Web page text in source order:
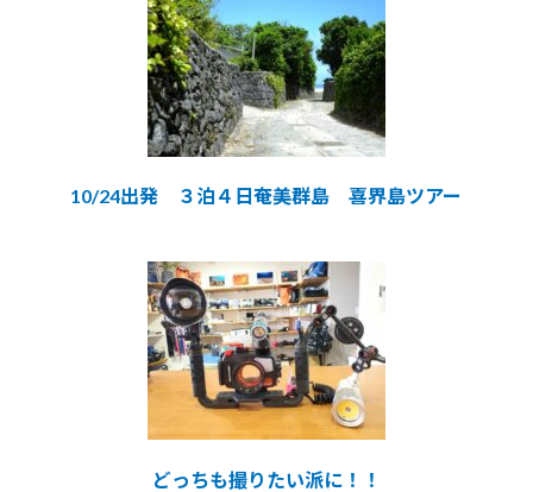
10/24出発 ３泊４日奄美群島 喜界島ツアー
どっちも撮りたい派に！！